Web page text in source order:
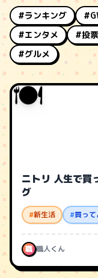
#ランキング
#エンタメ
#投票
#グルメ
🍽️
ニトリ 人生で買
グ
#新生活 #買っ
職 職人くん